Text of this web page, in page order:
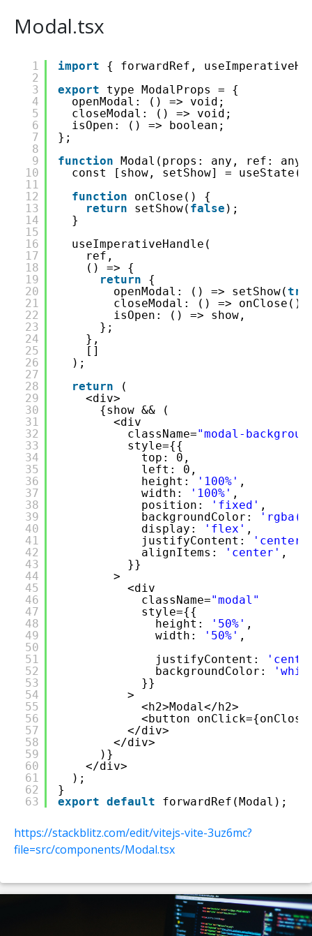
Modal.tsx
1
2
3
4
5
6
7
8
9
10
11
12
13
14
15
16
17
18
19
20
21
22
23
24
25
26
27
28
29
30
31
32
33
34
35
36
37
38
39
40
41
42
43
44
45
46
47
48
49
50
51
52
53
54
55
56
57
58
59
60
61
62
63
import
{ forwardRef,
export
type ModalProps = {
openModal: () => void;
closeModal: () => void;
isOpen: () => boolean;
};
function Modal(props: any, ref:
const [show, setShow] = useState(
function
onClose() {
return
setShow( false );
}
useImperativeHandle(
ref,
() => {
return
{
openModal: () => setShow(
closeModal: () => onClose(),
isOpen: () => show,
};
},
[]
);
return
(
<div>
{show && (
<div
className="modal-
style={{
top: 0,
left: 0,
height:
'100%' ,
width:
'100%' ,
position:
'fixed' ,
backgroundColor:
display:
'flex' ,
justifyContent:
'center'
alignItems:
'center' ,
}}
>
<div
className="modal"
style={{
height:
'50%' ,
width:
'50%' ,
justifyContent:
backgroundColor:
}}
>
<h2>Modal</h2>
<button
</div>
</div>
)}
</div>
);
}
export default forwardRef(Modal);
https://stackblitz.com/edit/vitejs-vite-3uz6mc?
file=src/components/Modal.tsx